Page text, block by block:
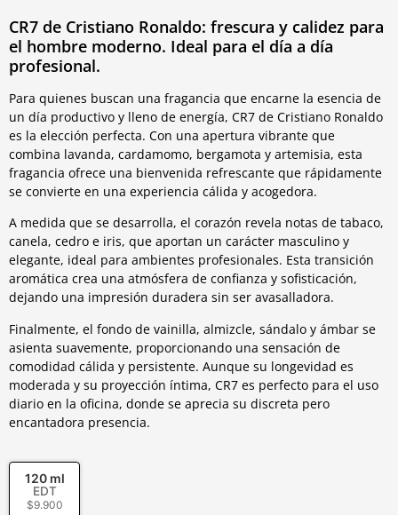
CR7 de Cristiano Ronaldo: frescura y calidez para
el hombre moderno. Ideal para el día a día
profesional.
Para quienes buscan una fragancia que encarne la esencia de
un día productivo y lleno de energía, CR7 de Cristiano Ronaldo
es la elección perfecta. Con una apertura vibrante que
combina lavanda, cardamomo, bergamota y artemisia, esta
fragancia ofrece una bienvenida refrescante que rápidamente
se convierte en una experiencia cálida y acogedora.
A medida que se desarrolla, el corazón revela notas de tabaco,
canela, cedro e iris, que aportan un carácter masculino y
elegante, ideal para ambientes profesionales. Esta transición
aromática crea una atmósfera de confianza y sofisticación,
dejando una impresión duradera sin ser avasalladora.
Finalmente, el fondo de vainilla, almizcle, sándalo y ámbar se
asienta suavemente, proporcionando una sensación de
comodidad cálida y persistente. Aunque su longevidad es
moderada y su proyección íntima, CR7 es perfecto para el uso
diario en la oficina, donde se aprecia su discreta pero
encantadora presencia.
120 ml
EDT
$9.900